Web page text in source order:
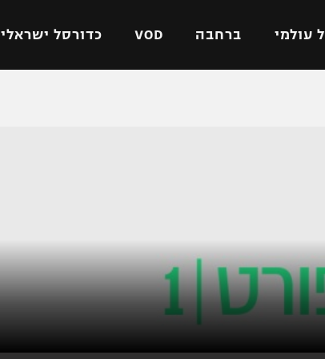
עולמי ברחבה VOD כדורסל ישראלי
ישראל
ליגה איטלקית
ליגה הולנדית